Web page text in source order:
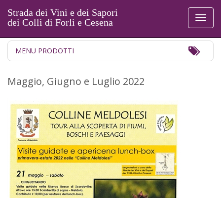
Strada dei Vini e dei Sapori
dei Colli di Forlì e Cesena
MENU PRODOTTI
Maggio, Giugno e Luglio 2022